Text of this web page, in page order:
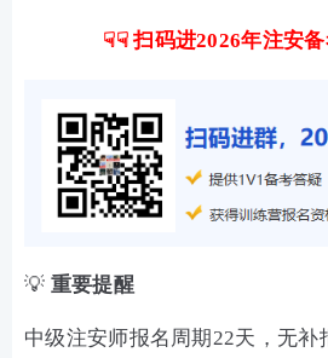
☟☟ 扫码进2026年注安
💡 重要提醒
中级注安师报名周期22天，无补